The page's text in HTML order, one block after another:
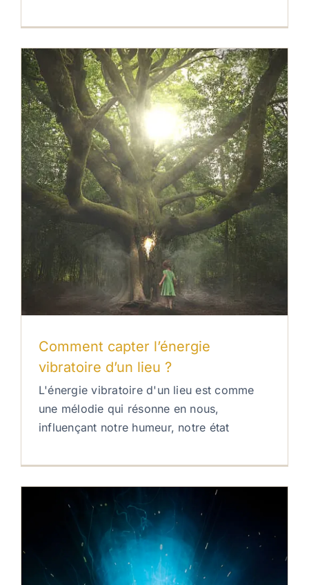
Comment capter l’énergie
vibratoire d’un lieu ?
L'énergie vibratoire d'un lieu est comme
une mélodie qui résonne en nous,
influençant notre humeur, notre état